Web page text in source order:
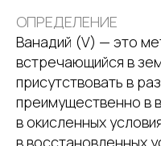
ОПРЕДЕЛЕНИЕ
Ванадий (V) — это
встречающийся в
присутствовать в
преимущественно в
в окисленных
в восстановленных